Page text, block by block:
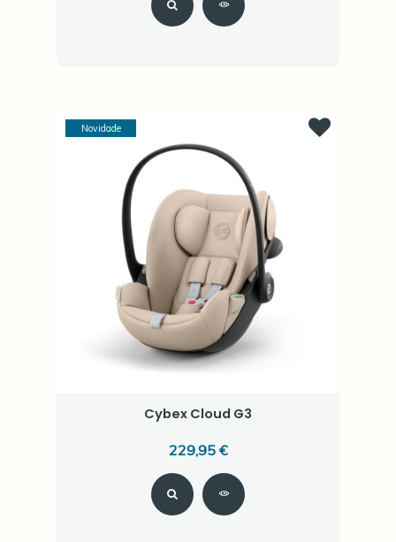
Novidade
Cybex Cloud G3
229,95 €